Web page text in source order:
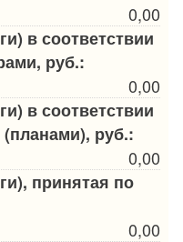
0,00
в соответствии
руб.:
0,00
в соответствии
руб.:
0,00
принятая по
0,00